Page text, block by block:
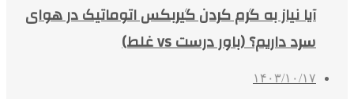
آیا نیاز به گرم کردن گیربکس اتوماتیک در هوای
سرد داریم؟ (باور درست vs غلط)
۱۴۰۳/۱۰/۱۷